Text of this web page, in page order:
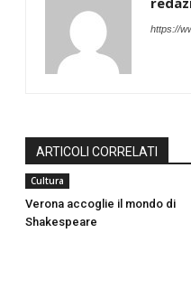
https://
ARTICOLI CORRELATI
Cultura
Verona accoglie il mondo di
Shakespeare